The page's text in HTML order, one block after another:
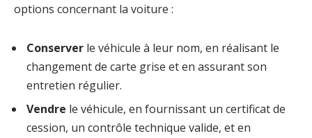
options concernant la voiture :
Conserver le véhicule à leur nom, en réalisant le
changement de carte grise et en assurant son
entretien régulier.
Vendre le véhicule, en fournissant un certificat de
cession, un contrôle technique valide, et en